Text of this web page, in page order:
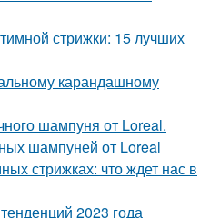
стрижки: 15 лучших
карандашному
шампуня от Loreal.
шампуней от Loreal
стрижках: что ждет нас в
2023 года